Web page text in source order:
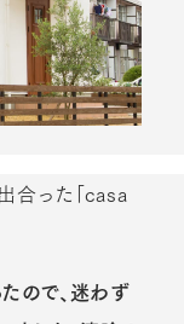
合った「casa
ので、迷わず